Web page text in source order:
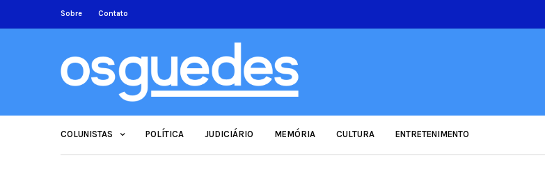
Sobre Contato
COLUNISTAS POLÍTICA JUDICIÁRIO MEMÓRIA CULTURA ENTRETENIMENTO